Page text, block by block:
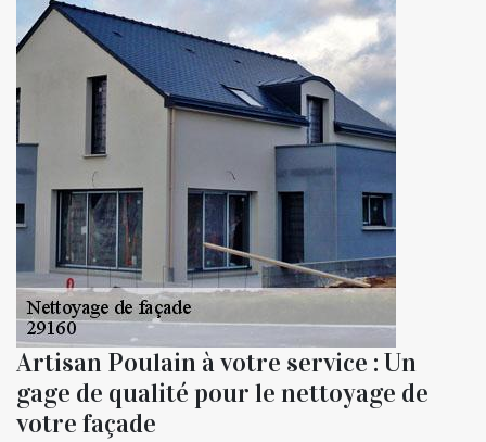
Artisan Poulain à votre service : Un
gage de qualité pour le nettoyage de
votre façade